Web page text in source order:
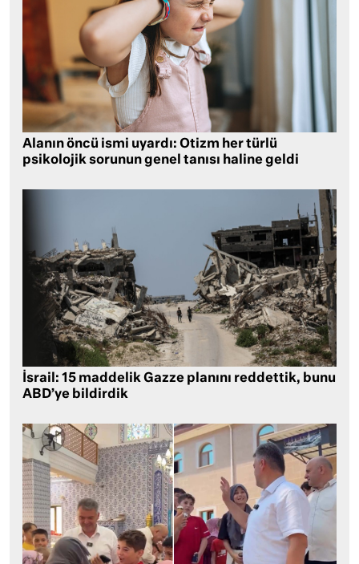
Alanın öncü ismi uyardı: Otizm her türlü
psikolojik sorunun genel tanısı haline geldi
İsrail: 15 maddelik Gazze planını reddettik, bunu
ABD’ye bildirdik